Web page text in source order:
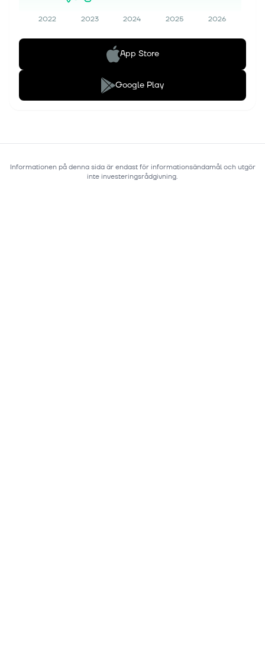
2022 2023 2024 2025 2026
App Store
Google Play
Informationen på denna sida är endast för informationsändamål och utgör
inte investeringsrådgivning.